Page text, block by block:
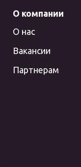
О компании
О нас
Вакансии
Партнерам